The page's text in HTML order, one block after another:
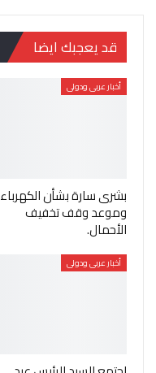
قد يعجبك ايضا
أخبار عربى ودولى
بشرى سارة بشأن الكهرباء
وموعد وقف تخفيف
الأحمال.
أخبار عربى ودولى